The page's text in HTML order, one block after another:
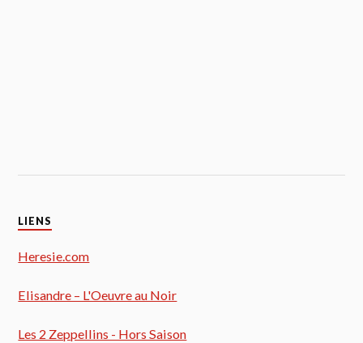
LIENS
Heresie.com
Elisandre – L'Oeuvre au Noir
Les 2 Zeppellins - Hors Saison